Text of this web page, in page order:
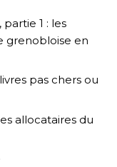
1 : les
grenobloise en
pas chers ou
allocataires du